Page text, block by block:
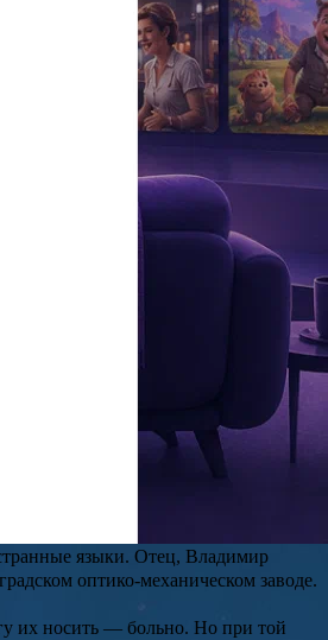
новые сезоны «Теда Лассо» и
выделяются супергеройский
языки. Отец, Владимир
оптико-механическом заводе.
их носить — больно. Но при той